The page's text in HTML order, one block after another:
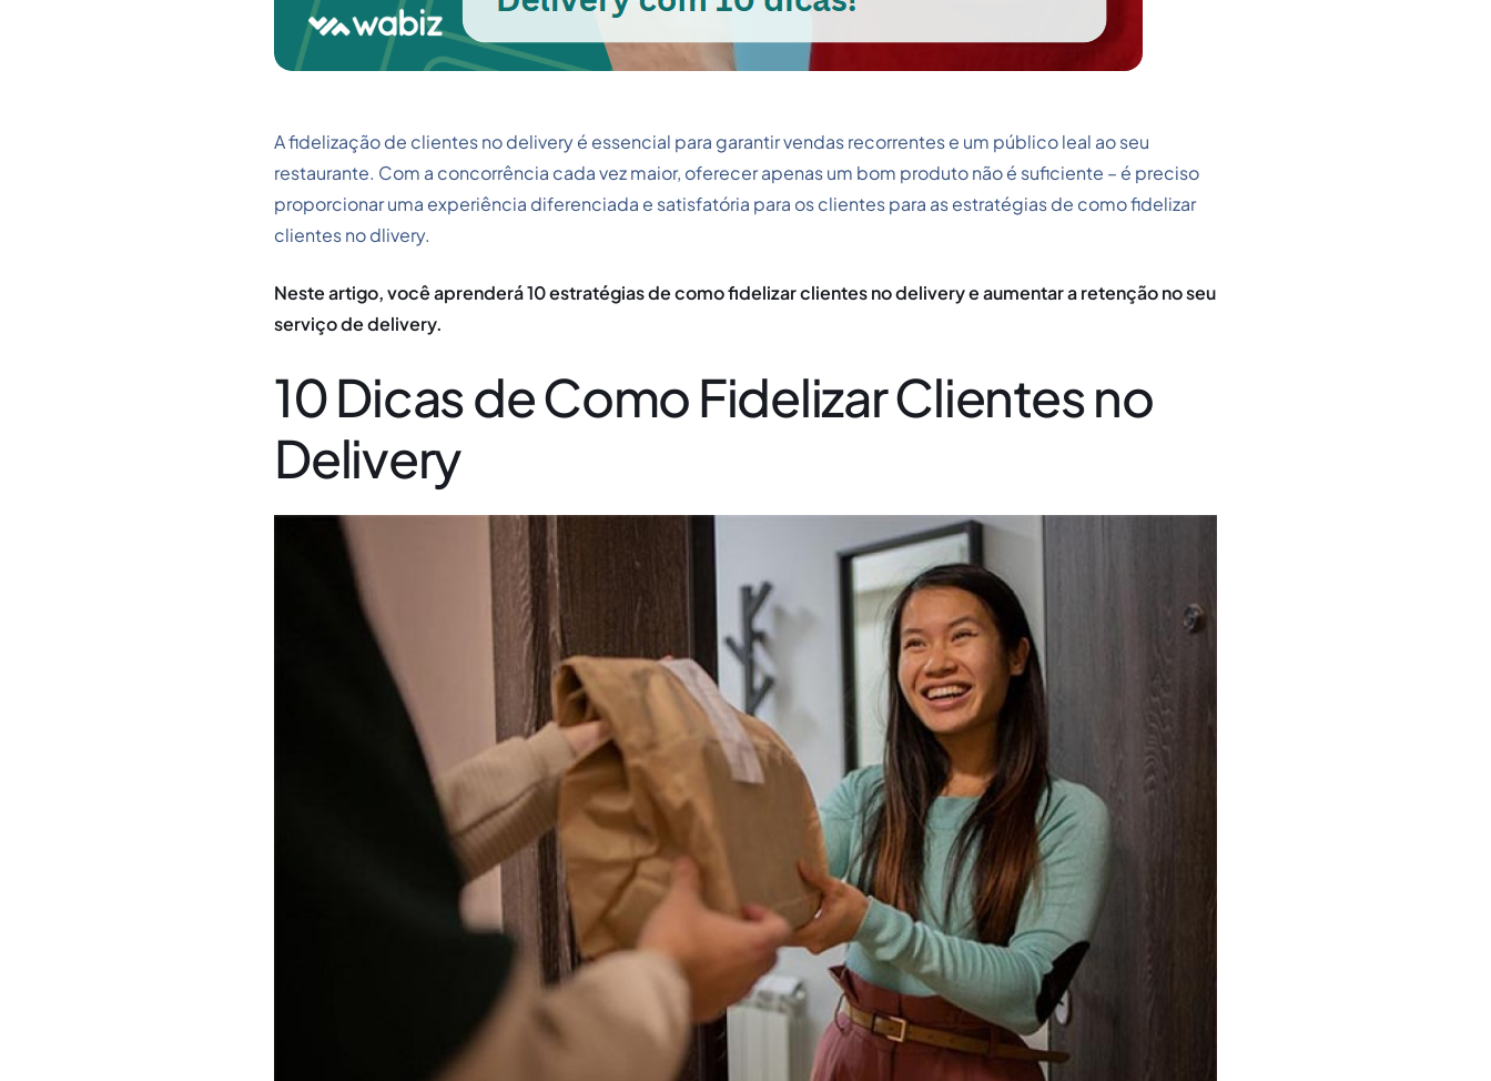
A fidelização de clientes no delivery é essencial para garantir vendas recorrentes e um público leal ao seu
restaurante. Com a concorrência cada vez maior, oferecer apenas um bom produto não é suficiente – é preciso
proporcionar uma experiência diferenciada e satisfatória para os clientes para as estratégias de como fidelizar
clientes no dlivery.
Neste artigo, você aprenderá 10 estratégias de como fidelizar clientes no delivery e aumentar a retenção no seu
serviço de delivery.
10 Dicas de Como Fidelizar Clientes no
Delivery